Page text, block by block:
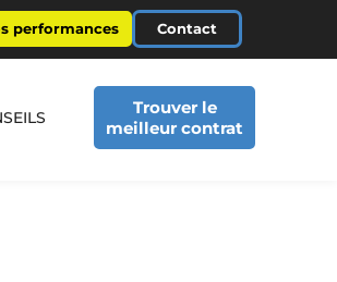
performances Contact
Trouver le
meilleur contrat